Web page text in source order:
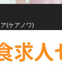
(ケアノワ)